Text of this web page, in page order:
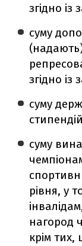
згідно із
суму
згідно
суму
суму
рівня, у
нагород
крім